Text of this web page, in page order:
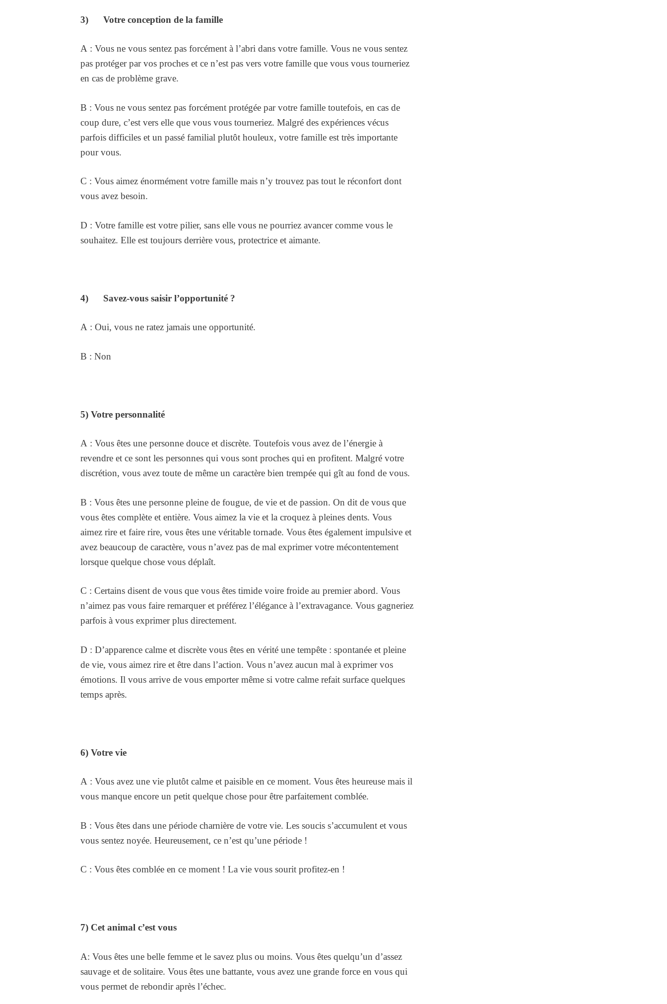
3) Votre conception de la famille
A : Vous ne vous sentez pas forcément à l’abri dans votre famille. Vous ne vous sentez
pas protéger par vos proches et ce n’est pas vers votre famille que vous vous tourneriez
en cas de problème grave.
B : Vous ne vous sentez pas forcément protégée par votre famille toutefois, en cas de
coup dure, c’est vers elle que vous vous tourneriez. Malgré des expériences vécus
parfois difficiles et un passé familial plutôt houleux, votre famille est très importante
pour vous.
C : Vous aimez énormément votre famille mais n’y trouvez pas tout le réconfort dont
vous avez besoin.
D : Votre famille est votre pilier, sans elle vous ne pourriez avancer comme vous le
souhaitez. Elle est toujours derrière vous, protectrice et aimante.
4) Savez-vous saisir l’opportunité ?
A : Oui, vous ne ratez jamais une opportunité.
B : Non
5) Votre personnalité
A : Vous êtes une personne douce et discrète. Toutefois vous avez de l’énergie à
revendre et ce sont les personnes qui vous sont proches qui en profitent. Malgré votre
discrétion, vous avez toute de même un caractère bien trempée qui gît au fond de vous.
B : Vous êtes une personne pleine de fougue, de vie et de passion. On dit de vous que
vous êtes complète et entière. Vous aimez la vie et la croquez à pleines dents. Vous
aimez rire et faire rire, vous êtes une véritable tornade. Vous êtes également impulsive et
avez beaucoup de caractère, vous n’avez pas de mal exprimer votre mécontentement
lorsque quelque chose vous déplaît.
C : Certains disent de vous que vous êtes timide voire froide au premier abord. Vous
n’aimez pas vous faire remarquer et préférez l’élégance à l’extravagance. Vous gagneriez
parfois à vous exprimer plus directement.
D : D’apparence calme et discrète vous êtes en vérité une tempête : spontanée et pleine
de vie, vous aimez rire et être dans l’action. Vous n’avez aucun mal à exprimer vos
émotions. Il vous arrive de vous emporter même si votre calme refait surface quelques
temps après.
6) Votre vie
A : Vous avez une vie plutôt calme et paisible en ce moment. Vous êtes heureuse mais il
vous manque encore un petit quelque chose pour être parfaitement comblée.
B : Vous êtes dans une période charnière de votre vie. Les soucis s’accumulent et vous
vous sentez noyée. Heureusement, ce n’est qu’une période !
C : Vous êtes comblée en ce moment ! La vie vous sourit profitez-en !
7) Cet animal c’est vous
A: Vous êtes une belle femme et le savez plus ou moins. Vous êtes quelqu’un d’assez
sauvage et de solitaire. Vous êtes une battante, vous avez une grande force en vous qui
vous permet de rebondir après l’échec.